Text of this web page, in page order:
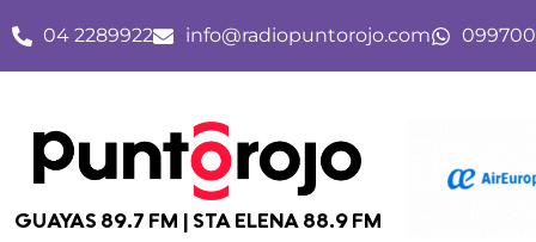
contenido
04 2289922 info@radiopuntorojo.com
GUAYAS 89.7 FM | STA ELENA 88.9 FM